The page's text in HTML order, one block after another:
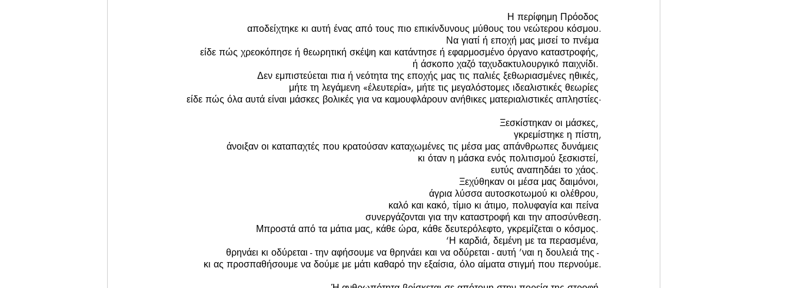
Η περίφημη Πρόοδος
αποδείχτηκε κι αυτή ένας από τους πιο επικίνδυνους μύθους του νεώτερου κόσμου.
Να γιατί ή εποχή μας μισεί το πνέμα
είδε πώς χρεοκόπησε ή θεωρητική σκέψη και κατάντησε ή εφαρμοσμένο όργανο καταστροφής,
ή άσκοπο χαζό ταχυδακτυλουργικό παιχνίδι.
Δεν εμπιστεύεται πια ή νεότητα της εποχής μας τις παλιές ξεθωριασμένες ηθικές,
μήτε τη λεγάμενη «έλευτερία», μήτε τις μεγαλόστομες ιδεαλιστικές θεωρίες
είδε πώς όλα αυτά είναι μάσκες βολικές για να καμουφλάρουν ανήθικες ματεριαλιστικές απληστίες·
Ξεσκίστηκαν οι μάσκες,
γκρεμίστηκε η πίστη,
άνοιξαν οι καταπαχτές που κρατούσαν καταχωμένες τις μέσα μας απάνθρωπες δυνάμεις
κι όταν η μάσκα ενός πολιτισμού ξεσκιστεί,
ευτύς αναπηδάει το χάος.
Ξεχύθηκαν οι μέσα μας δαιμόνοι,
άγρια λύσσα αυτοσκοτωμού κι ολέθρου,
καλό και κακό, τίμιο κι άτιμο, πολυφαγία και πείνα
συνεργάζονται για την καταστροφή και την αποσύνθεση.
Μπροστά από τα μάτια μας, κάθε ώρα, κάθε δευτερόλεφτο, γκρεμίζεται ο κόσμος.
‘Η καρδιά, δεμένη με τα περασμένα,
θρηνάει κι οδύρεται - την αφήσουμε να θρηνάει και να οδύρεται - αυτή ’ναι η δουλειά της -
κι ας προσπαθήσουμε να δούμε με μάτι καθαρό την εξαίσια, όλο αίματα στιγμή που περνούμε.